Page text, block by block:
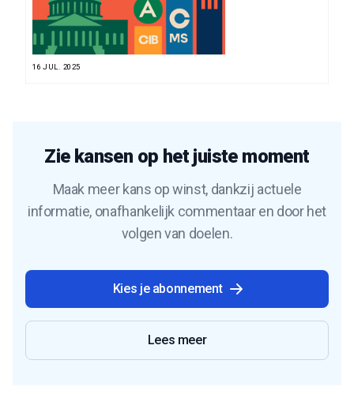
16 JUL. 2025
Zie kansen op het juiste moment
Maak meer kans op winst, dankzij actuele
informatie, onafhankelijk commentaar en door het
volgen van doelen.
Kies je abonnement
Lees meer